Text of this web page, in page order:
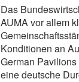
Das
AUMA vor allem
Konditionen an
German
eine deutsche